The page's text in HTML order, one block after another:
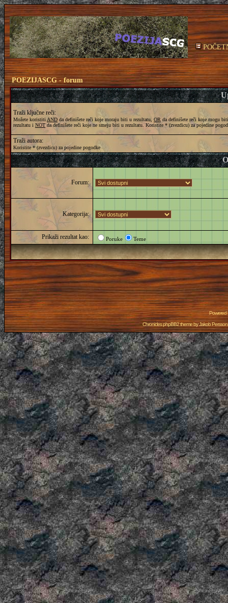
POEZIJASCG - forum
Traži ključne reči:
Možete koristiti AND da definišete reči koje moraju biti u rezultatu, OR da definišete reči koje mogu
rezultatu i NOTda definišete reči koje ne smeju biti u rezultatu. Koristite * (zvezdicu) za pojedine
Traži autora:
Koristite * (zvezdicu) za pojedine pogodke
Forum:
Kategorija:
Prikaži rezultat kao: Poruke Teme
Powered
Chronicles phpBB2 theme byJakob Persson